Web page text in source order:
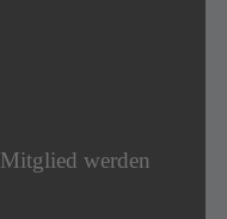
Mitglied werden